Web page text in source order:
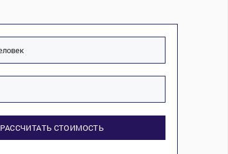
РАССЧИТАТЬ СТОИМОСТЬ